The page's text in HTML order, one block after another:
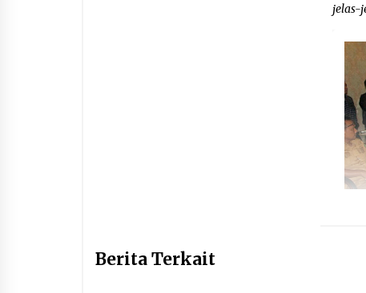
jelas-
Berita Terkait